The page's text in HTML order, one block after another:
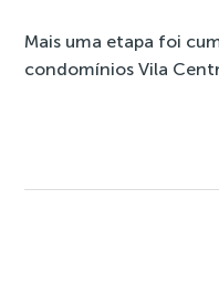
Mais uma etapa foi
condomínios Vila